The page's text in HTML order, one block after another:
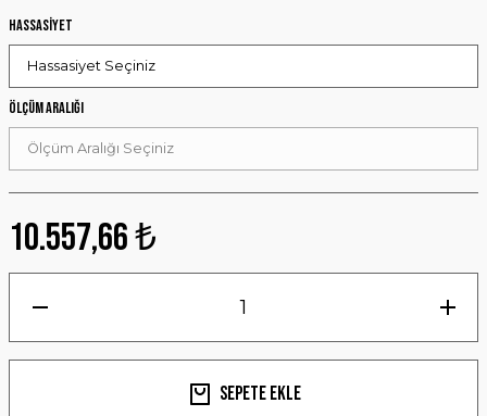
Hassasiyet
Ölçüm Aralığı
10.557,66 ₺
Sepete Ekle